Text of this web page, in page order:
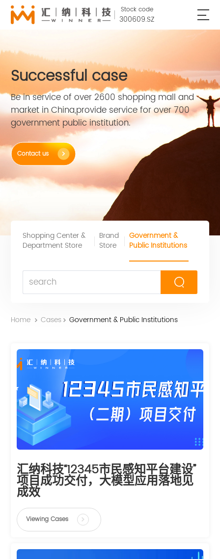
Stock code
300609.SZ
Successful case
Be in service of over 2600 shopping mall and
market in China,provide service for over 700
government public institution.
Contact us
Shopping Center &
Department Store
Brand
Store
Government &
Public Institutions
Home Cases Government & Public Institutions
汇纳科技“12345市民感知平台建设”
项目成功交付，大模型应用落地见
成效
Viewing Cases